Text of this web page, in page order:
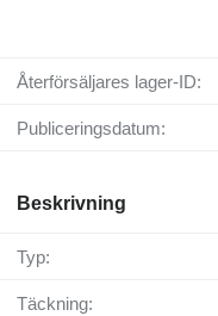
Återförsäljares lager-ID:
Publiceringsdatum:
Beskrivning
Typ:
Täckning: